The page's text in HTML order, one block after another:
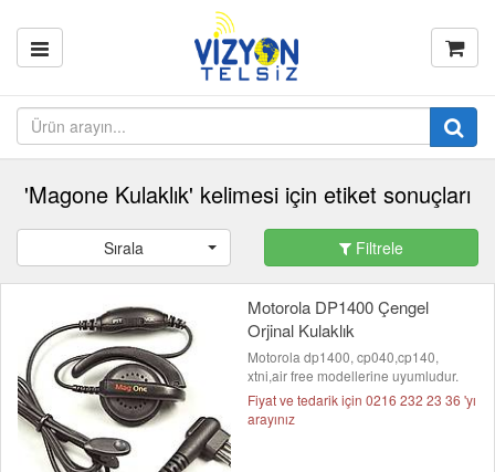
'Magone Kulaklık' kelimesi için etiket sonuçları
Sırala Filtrele
Motorola DP1400 Çengel
Orjinal Kulaklık
Motorola dp1400, cp040,cp140,
xtni,air free modellerine uyumludur.
Fiyat ve tedarik için 0216 232 23 36 'yı
arayınız